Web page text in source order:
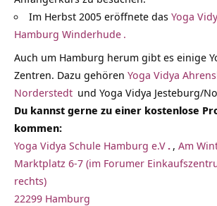
Im Herbst 2005 eröffnete das Yoga
Hamburg Winderhude .
Auch um Hamburg herum gibt es einige
Zentren. Dazu gehören Yoga Vidya
Norderstedt und Yoga Vidya Jesteburg/
Du kannst gerne zu einer kostenlose
kommen:
Yoga Vidya Schule Hamburg e.V. , Am
Marktplatz 6-7 (im Forumer
rechts)
22299 Hamburg